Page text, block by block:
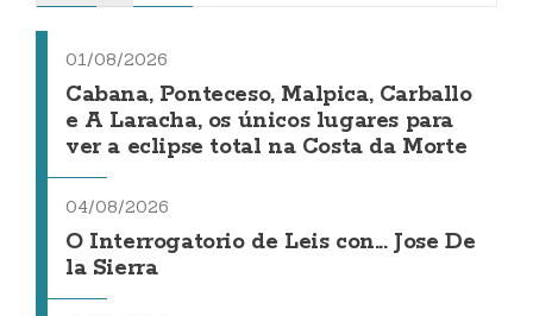
01/08/2026
Cabana, Ponteceso, Malpica, Carballo
e A Laracha, os únicos lugares para
ver a eclipse total na Costa da Morte
04/08/2026
O Interrogatorio de Leis con... Jose De
la Sierra